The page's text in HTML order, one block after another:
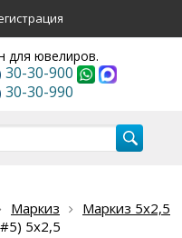
для ювелиров.
30-30-900
30-30-990
Маркиз
Маркиз 5х2,5
5х2,5